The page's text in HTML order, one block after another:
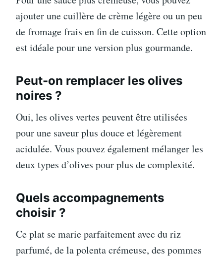
ajouter une cuillère de crème légère ou un peu
de fromage frais en fin de cuisson. Cette option
est idéale pour une version plus gourmande.
Peut-on remplacer les olives
noires ?
Oui, les olives vertes peuvent être utilisées
pour une saveur plus douce et légèrement
acidulée. Vous pouvez également mélanger les
deux types d’olives pour plus de complexité.
Quels accompagnements
choisir ?
Ce plat se marie parfaitement avec du riz
parfumé, de la polenta crémeuse, des pommes